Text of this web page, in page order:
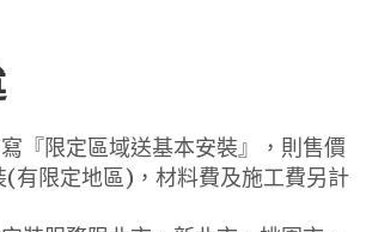
『限定區域送基本安裝』，則售價
(有限定地區)，材料費及施工費另計